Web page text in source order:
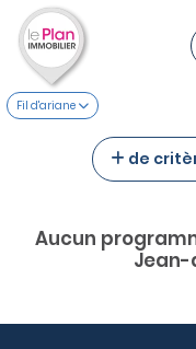
Fil d'ariane
de
Aucun
Jean-